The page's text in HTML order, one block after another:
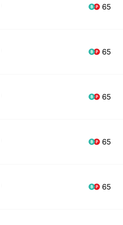
65
65
65
65
65